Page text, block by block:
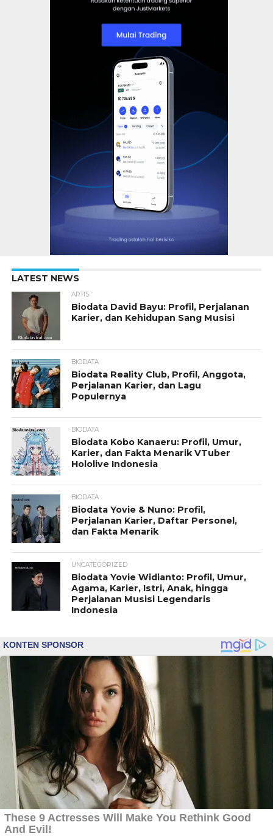
LATEST NEWS
ARTIS
Biodata David Bayu: Profil, Perjalanan
Karier, dan Kehidupan Sang Musisi
BIODATA
Biodata Reality Club, Profil, Anggota,
Perjalanan Karier, dan Lagu
Populernya
BIODATA
Biodata Kobo Kanaeru: Profil, Umur,
Karier, dan Fakta Menarik VTuber
Hololive Indonesia
BIODATA
Biodata Yovie & Nuno: Profil,
Perjalanan Karier, Daftar Personel,
dan Fakta Menarik
UNCATEGORIZED
Biodata Yovie Widianto: Profil, Umur,
Agama, Karier, Istri, Anak, hingga
Perjalanan Musisi Legendaris
Indonesia